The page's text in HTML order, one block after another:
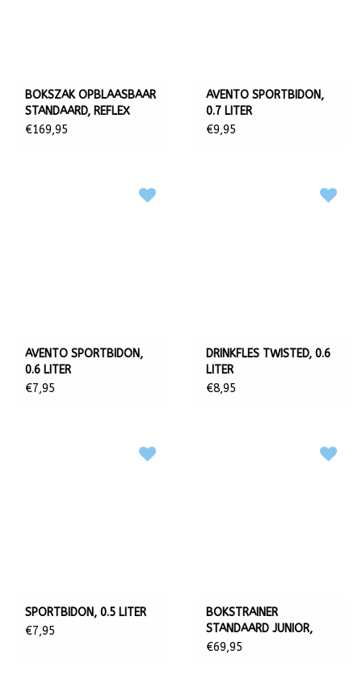
BOKSZAK OPBLAASBAAR
STANDAARD, REFLEX
€169,95
AVENTO SPORTBIDON,
0.7 LITER
€9,95
AVENTO SPORTBIDON,
0.6 LITER
€7,95
DRINKFLES TWISTED, 0.6
LITER
€8,95
SPORTBIDON, 0.5 LITER
€7,95
BOKSTRAINER
STANDAARD JUNIOR,
REFLEX
€69,95